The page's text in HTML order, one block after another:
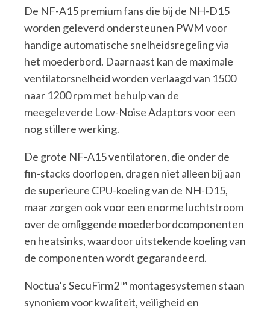
De NF-A15 premium fans die bij de NH-D15
worden geleverd ondersteunen PWM voor
handige automatische snelheidsregeling via
het moederbord. Daarnaast kan de maximale
ventilatorsnelheid worden verlaagd van 1500
naar 1200 rpm met behulp van de
meegeleverde Low-Noise Adaptors voor een
nog stillere werking.
De grote NF-A15 ventilatoren, die onder de
fin-stacks doorlopen, dragen niet alleen bij aan
de superieure CPU-koeling van de NH-D15,
maar zorgen ook voor een enorme luchtstroom
over de omliggende moederbordcomponenten
en heatsinks, waardoor uitstekende koeling van
de componenten wordt gegarandeerd.
Noctua’s SecuFirm2™ montagesystemen staan
synoniem voor kwaliteit, veiligheid en